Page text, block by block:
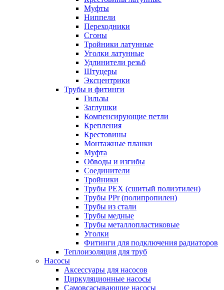
Муфты
Ниппели
Переходники
Сгоны
Тройники латунные
Уголки латунные
Удлинители резьб
Штуцеры
Эксцентрики
Трубы и фитинги
Гильзы
Заглушки
Компенсирующие петли
Крепления
Крестовины
Монтажные планки
Муфта
Обводы и изгибы
Соединители
Тройники
Трубы PEX (сшитый полиэтилен)
Трубы PPr (полипропилен)
Трубы из стали
Трубы медные
Трубы металлопластиковые
Уголки
Фитинги для подключения радиаторов
Теплоизоляция для труб
Насосы
Аксессуары для насосов
Циркуляционные насосы
Самовсасывающие насосы